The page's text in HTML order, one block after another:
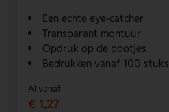
Een echte eye-catcher
Transparant montuur
Opdruk op de pootjes
Bedrukken vanaf 100 stuks
Al vanaf
€ 1,27